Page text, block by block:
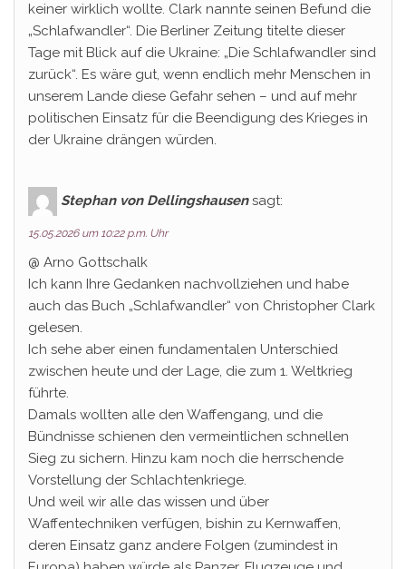
keiner wirklich wollte. Clark nannte seinen Befund die
„Schlafwandler“. Die Berliner Zeitung titelte dieser
Tage mit Blick auf die Ukraine: „Die Schlafwandler sind
zurück“. Es wäre gut, wenn endlich mehr Menschen in
unserem Lande diese Gefahr sehen – und auf mehr
politischen Einsatz für die Beendigung des Krieges in
der Ukraine drängen würden.
Stephan von Dellingshausen sagt:
15.05.2026 um 10:22 p.m. Uhr
@ Arno Gottschalk
Ich kann Ihre Gedanken nachvollziehen und habe
auch das Buch „Schlafwandler“ von Christopher Clark
gelesen.
Ich sehe aber einen fundamentalen Unterschied
zwischen heute und der Lage, die zum 1. Weltkrieg
führte.
Damals wollten alle den Waffengang, und die
Bündnisse schienen den vermeintlichen schnellen
Sieg zu sichern. Hinzu kam noch die herrschende
Vorstellung der Schlachtenkriege.
Und weil wir alle das wissen und über
Waffentechniken verfügen, bishin zu Kernwaffen,
deren Einsatz ganz andere Folgen (zumindest in